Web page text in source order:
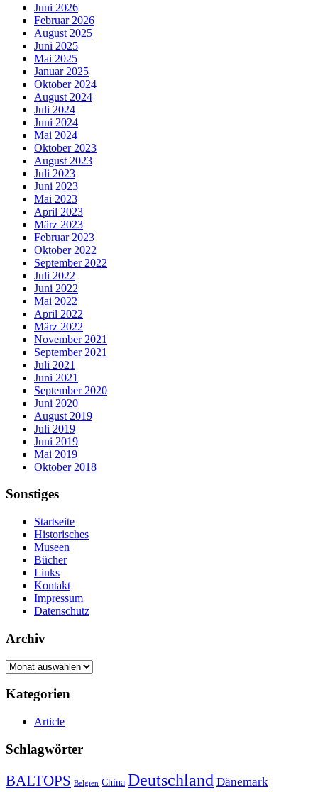
Juni 2026
Februar 2026
August 2025
Juni 2025
Mai 2025
Januar 2025
Oktober 2024
August 2024
Juli 2024
Juni 2024
Mai 2024
Oktober 2023
August 2023
Juli 2023
Juni 2023
Mai 2023
April 2023
März 2023
Februar 2023
Oktober 2022
September 2022
Juli 2022
Juni 2022
Mai 2022
April 2022
März 2022
November 2021
September 2021
Juli 2021
Juni 2021
September 2020
Juni 2020
August 2019
Juli 2019
Juni 2019
Mai 2019
Oktober 2018
Sonstiges
Startseite
Historisches
Museen
Bücher
Links
Kontakt
Impressum
Datenschutz
Archiv
Archiv
Kategorien
Article
Schlagwörter
BALTOPS Belgien China Deutschland Dänemark